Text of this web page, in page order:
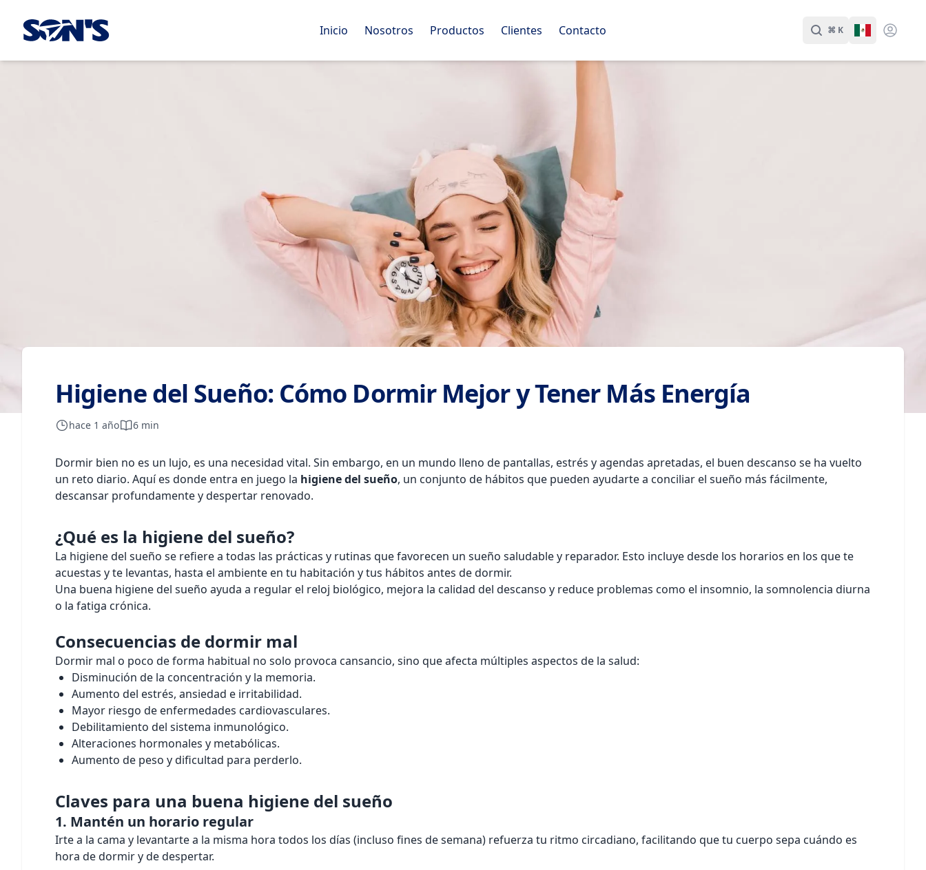
Laboratorios Química Son's Inicio Nosotros Productos Clientes Contacto Buscar
⌘ K Cambiar
Higiene del Sueño: Cómo Dormir Mejor y Tener Más Energía
hace 1 año 6 min
Dormir bien no es un lujo, es una necesidad vital. Sin embargo, en un mundo lleno de pantallas, estrés y agendas apretadas, el buen descanso se ha vuelto
un reto diario. Aquí es donde entra en juego la higiene del sueño, un conjunto de hábitos que pueden ayudarte a conciliar el sueño más fácilmente,
descansar profundamente y despertar renovado.
¿Qué es la higiene del sueño?
La higiene del sueño se refiere a todas las prácticas y rutinas que favorecen un sueño saludable y reparador. Esto incluye desde los horarios en los que te
acuestas y te levantas, hasta el ambiente en tu habitación y tus hábitos antes de dormir.
Una buena higiene del sueño ayuda a regular el reloj biológico, mejora la calidad del descanso y reduce problemas como el insomnio, la somnolencia diurna
o la fatiga crónica.
Consecuencias de dormir mal
Dormir mal o poco de forma habitual no solo provoca cansancio, sino que afecta múltiples aspectos de la salud:
Disminución de la concentración y la memoria.
Aumento del estrés, ansiedad e irritabilidad.
Mayor riesgo de enfermedades cardiovasculares.
Debilitamiento del sistema inmunológico.
Alteraciones hormonales y metabólicas.
Aumento de peso y dificultad para perderlo.
Claves para una buena higiene del sueño
1. Mantén un horario regular
Irte a la cama y levantarte a la misma hora todos los días (incluso fines de semana) refuerza tu ritmo circadiano, facilitando que tu cuerpo sepa cuándo es
hora de dormir y de despertar.